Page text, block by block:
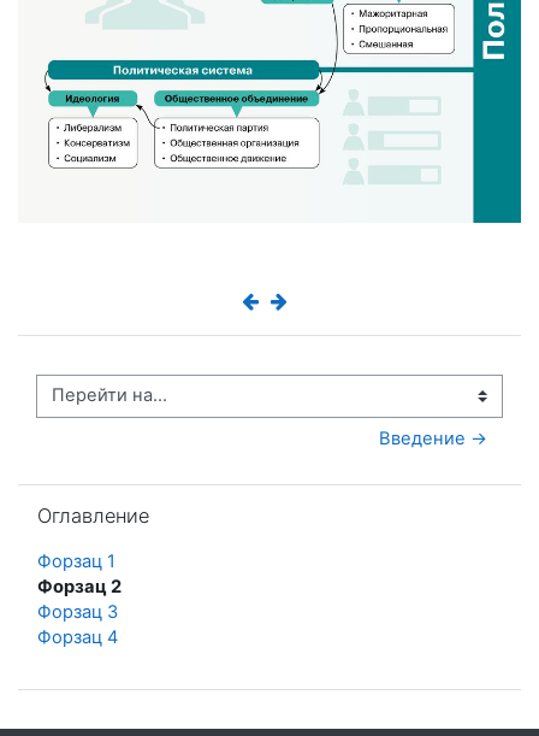
Перейти на...
Введение →
Оглавление
Форзац 1
Форзац 2
Форзац 3
Форзац 4